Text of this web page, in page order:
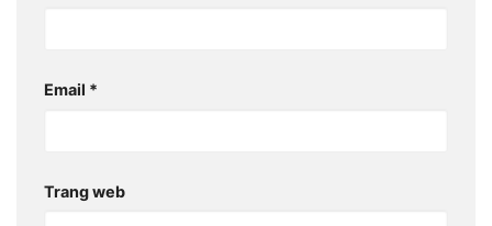
Email *
Trang web